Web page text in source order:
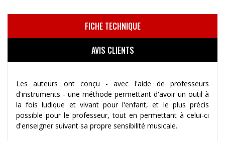
FICHE TECHNIQUE
AVIS CLIENTS
Les auteurs ont conçu - avec l'aide de professeurs
d'instruments - une méthode permettant d'avoir un outil à
la fois ludique et vivant pour l'enfant, et le plus précis
possible pour le professeur, tout en permettant à celui-ci
d'enseigner suivant sa propre sensibilité musicale.